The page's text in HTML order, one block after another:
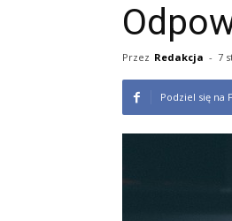
Przez Redakcja - 7
Podziel się na